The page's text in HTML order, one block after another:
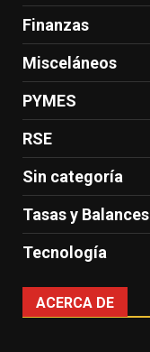
Finanzas
Misceláneos
PYMES
RSE
Sin categoría
Tasas y Balances
Tecnología
ACERCA DE